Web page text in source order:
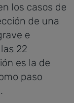
los casos de
de una
e
22
es la de
paso